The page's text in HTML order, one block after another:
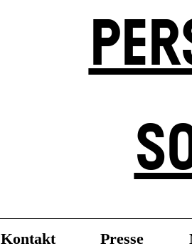
Kontakt Presse